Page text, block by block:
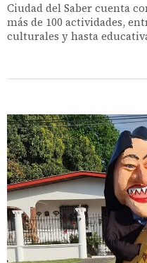
Ciudad del Saber cuenta
más de 100 actividades,
culturales y hasta